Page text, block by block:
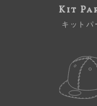
Kit
キットパ